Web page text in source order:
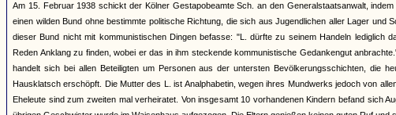
Am 15. Februar 1938 schickt der Kölner Gestapobeamte Sch. an den Generalstaatsanwalt,
einen wilden Bund ohne bestimmte politische Richtung, die sich aus Jugendlichen aller Lager
dieser Bund nicht mit kommunistischen Dingen befasse: "L. dürfte zu seinem Handeln
Reden Anklang zu finden, wobei er das in ihm steckende kommunistische Gedankengut
handelt sich bei allen Beteiligten um Personen aus der untersten Bevölkerungsschichten, die
Hausklatsch erschöpft. Die Mutter des L. ist Analphabetin, wegen ihres Mundwerks jedoch von
Eheleute sind zum zweiten mal verheiratet. Von insgesamt 10 vorhandenen Kindern befand sich